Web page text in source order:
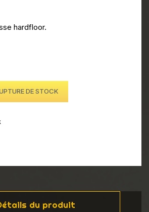
hardfloor.
DE STOCK
du produit